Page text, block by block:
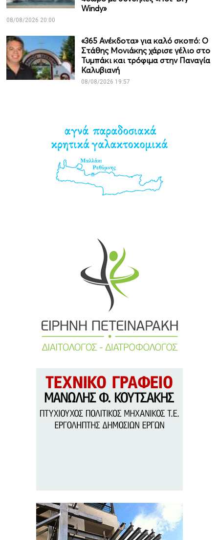
Windy»
08/08/2026 20:00
«365 Ανέκδοτα» για καλό σκοπό: Ο
Στάθης Μονιάκης χάρισε γέλιο στο
Τυμπάκι και τρόφιμα στην Παναγία
Καλυβιανή
08/08/2026 19:57